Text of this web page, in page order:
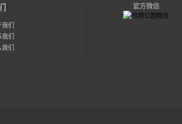
我们
我们
我们
官方微信